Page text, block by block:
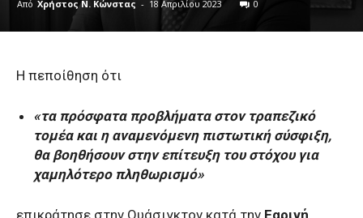
Από Χρήστος Ν. Κώνστας - 18 Απριλίου 2023 0
Η πεποίθηση ότι
«τα πρόσφατα προβλήματα στον τραπεζικό
τομέα και η αναμενόμενη πιστωτική σύσφιξη,
θα βοηθήσουν στην επίτευξη του στόχου για
χαμηλότερο πληθωρισμό»